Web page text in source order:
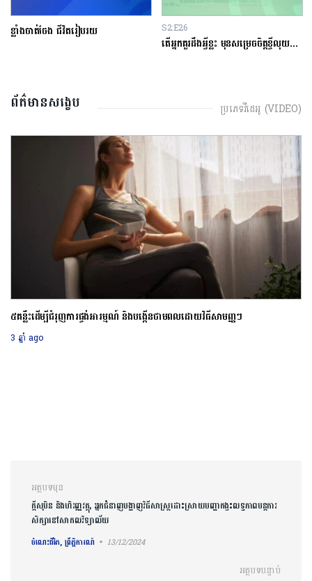
ខ្លាំងចាត់ចែង ជីវិតរៀបរយ S2:E26
តើអ្នកគួរដឹងអ្វីខ្លះ មុនសម្រេចចិត្តខ្ចីលុយនៅធនាគារ?
ព័ត៌មានសង្ខេប ប្រភេទវីដេអូ (VIDEO)
៥គន្លឹះដើម្បីជំរុញការផ្ចង់អារម្មណ៍ និងបង្កើនថាមពលដោយវិធីសាមញ្ញៗ
3 ឆ្នាំ ago
ការ​នាំទិស​ប្រកាស
អត្ថបទមុន
ក្តីសុបិន និងហិរញ្ញវត្ថុ, អ្នកជំនាញបង្ហាញវិធីសាស្ត្រដោះស្រាយបញ្ហាកង្វះលទ្ធភាពបន្តការ
សិក្សានៅសាកលវិទ្យាល័យ
ចំណេះជីវិត, ព្រឹត្តិការណ៍ 13/12/2024
អត្ថបទបន្ទាប់